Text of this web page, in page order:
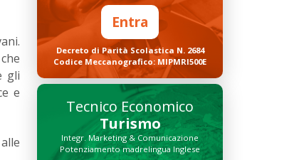
gli
e
Entra
Decreto di Parità Scolastica N. 2684
Codice Meccanografico: MIPMRI500E
Tecnico Economico
Turismo
Integr. Marketing & Comunicazione
Potenziamento madrelingua Inglese